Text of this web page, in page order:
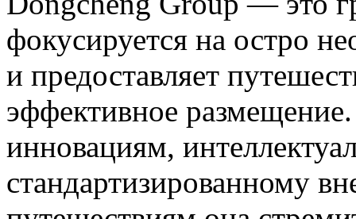
фокусируется на остро
и предоставляет
эффективное
инновациям,
стандартизированному